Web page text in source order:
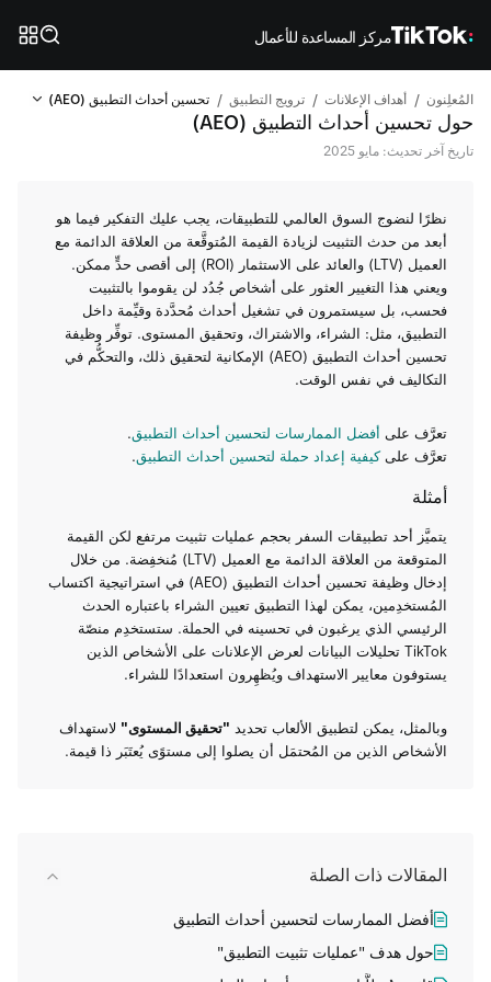
مركز المساعدة للأعمال
المُعلِنون / أهداف الإعلانات / ترويج التطبيق / تحسين أحداث التطبيق (AEO)
حول تحسين أحداث التطبيق (AEO)
تاريخ آخر تحديث: مايو 2025
نظرًا لنضوج السوق العالمي للتطبيقات، يجب عليك التفكير فيما هو
أبعد من حدث التثبيت لزيادة القيمة المُتوقَّعة من العلاقة الدائمة مع
العميل (LTV) والعائد على الاستثمار (ROI) إلى أقصى حدٍّ ممكن.
ويعني هذا التغيير العثور على أشخاص جُدُد لن يقوموا بالتثبيت
فحسب، بل سيستمرون في تشغيل أحداث مُحدَّدة وقيِّمة داخل
التطبيق، مثل: الشراء، والاشتراك، وتحقيق المستوى. توفِّر وظيفة
تحسين أحداث التطبيق (AEO) الإمكانية لتحقيق ذلك، والتحكُّم في
التكاليف في نفس الوقت.
تعرَّف على أفضل الممارسات لتحسين أحداث التطبيق.
تعرَّف علىكيفية إعداد حملة لتحسين أحداث التطبيق.
أمثلة
يتميَّز أحد تطبيقات السفر بحجم عمليات تثبيت مرتفع لكن القيمة
المتوقعة من العلاقة الدائمة مع العميل (LTV) مُنخفِضة. من خلال
إدخال وظيفة تحسين أحداث التطبيق (AEO) في استراتيجية اكتساب
المُستخدِمين، يمكن لهذا التطبيق تعيين الشراء باعتباره الحدث
الرئيسي الذي يرغبون في تحسينه في الحملة. ستستخدِم منصّة
TikTok تحليلات البيانات لعرض الإعلانات على الأشخاص الذين
يستوفون معايير الاستهداف ويُظهِرون استعدادًا للشراء.
وبالمثل، يمكن لتطبيق الألعاب تحديد "تحقيق المستوى" لاستهداف
الأشخاص الذين من المُحتمَل أن يصلوا إلى مستوًى يُعتَبَر ذا قيمة.
المقالات ذات الصلة
أفضل الممارسات لتحسين أحداث التطبيق
حول هدف "عمليات تثبيت التطبيق"